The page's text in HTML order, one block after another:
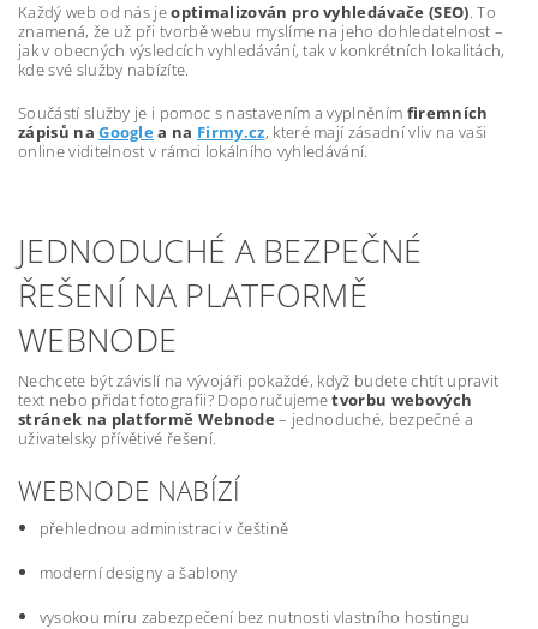
Každý web od nás jeoptimalizován pro vyhledávače (SEO). To
znamená, že už při tvorbě webu myslíme na jeho dohledatelnost –
jak v obecných výsledcích vyhledávání, tak v konkrétních lokalitách,
kde své služby nabízíte.
Součástí služby je i pomoc s nastavením a vyplněním firemních
zápisů naGooglea na Firmy.cz, které mají zásadní vliv na vaši
online viditelnost v rámci lokálního vyhledávání.
JEDNODUCHÉ A BEZPEČNÉ
ŘEŠENÍ NA PLATFORMĚ
WEBNODE
Nechcete být závislí na vývojáři pokaždé, když budete chtít upravit
text nebo přidat fotografii? Doporučujemetvorbu webových
stránek na platformě Webnode – jednoduché, bezpečné a
uživatelsky přívětivé řešení.
WEBNODE NABÍZÍ
přehlednou administraci v češtině
moderní designy a šablony
vysokou míru zabezpečení bez nutnosti vlastního hostingu